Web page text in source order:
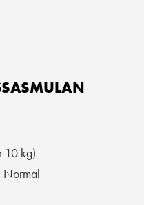
10 kg)
Normal